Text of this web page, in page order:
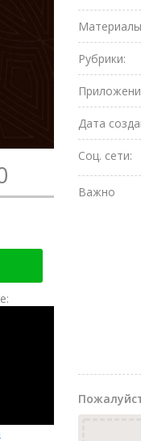
Рубрики:
Дата
Соц. сети:
Важно